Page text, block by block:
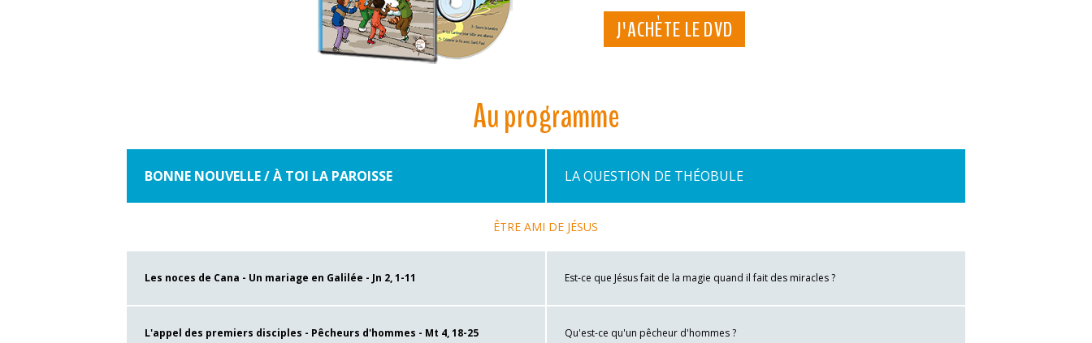
J'ACHÈTE LE DVD
Au programme
BONNE NOUVELLE / À TOI LA PAROISSE LA QUESTION DE THÉOBULE
ÊTRE AMI DE JÉSUS
Les noces de Cana - Un mariage en Galilée - Jn 2, 1-11 Est-ce que Jésus fait de la magie quand il fait des miracles ?
L'appel des premiers disciples - Pêcheurs d'hommes - Mt 4, 18-25 Qu'est-ce qu'un pêcheur d'hommes ?